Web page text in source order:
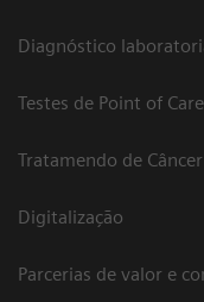
Diagnóstico
Testes de Point of
Tratamendo de Câncer
Digitalização
Parcerias de valor e